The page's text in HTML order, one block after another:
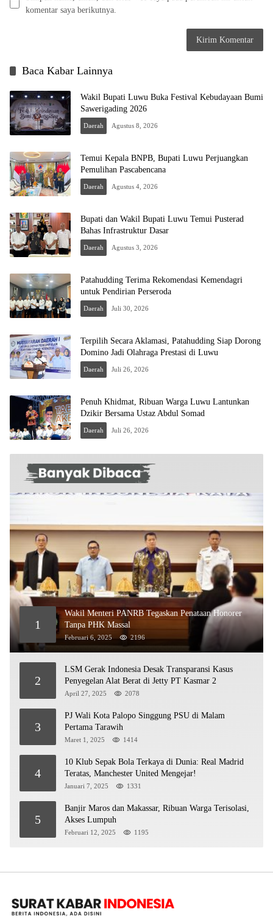
komentar saya berikutnya.
Baca Kabar Lainnya
Wakil Bupati Luwu Buka Festival Kebudayaan Bumi
Sawerigading 2026
Daerah Agustus 8, 2026
Temui Kepala BNPB, Bupati Luwu Perjuangkan
Pemulihan Pascabencana
Daerah Agustus 4, 2026
Bupati dan Wakil Bupati Luwu Temui Pusterad
Bahas Infrastruktur Dasar
Daerah Agustus 3, 2026
Patahudding Terima Rekomendasi Kemendagri
untuk Pendirian Perseroda
Daerah Juli 30, 2026
Terpilih Secara Aklamasi, Patahudding Siap Dorong
Domino Jadi Olahraga Prestasi di Luwu
Daerah Juli 26, 2026
Penuh Khidmat, Ribuan Warga Luwu Lantunkan
Dzikir Bersama Ustaz Abdul Somad
Daerah Juli 26, 2026
1
Wakil Menteri PANRB Tegaskan Penataan Honorer
Tanpa PHK Massal
Februari 6, 2025 2196
2
LSM Gerak Indonesia Desak Transparansi Kasus
Penyegelan Alat Berat di Jetty PT Kasmar 2
April 27, 2025 2078
3
PJ Wali Kota Palopo Singgung PSU di Malam
Pertama Tarawih
Maret 1, 2025 1414
4
10 Klub Sepak Bola Terkaya di Dunia: Real Madrid
Teratas, Manchester United Mengejar!
Januari 7, 2025 1331
5
Banjir Maros dan Makassar, Ribuan Warga Terisolasi,
Akses Lumpuh
Februari 12, 2025 1195